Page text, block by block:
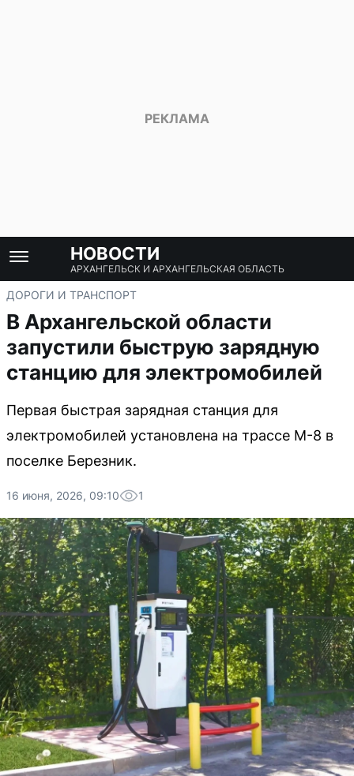
НОВОСТИ
АРХАНГЕЛЬСК И АРХАНГЕЛЬСКАЯ ОБЛАСТЬ
ДОРОГИ И ТРАНСПОРТ
В Архангельской области
запустили быструю зарядную
станцию для электромобилей
Первая быстрая зарядная станция для
электромобилей установлена на трассе М-8 в
поселке Березник.
16 июня, 2026, 09:10 1